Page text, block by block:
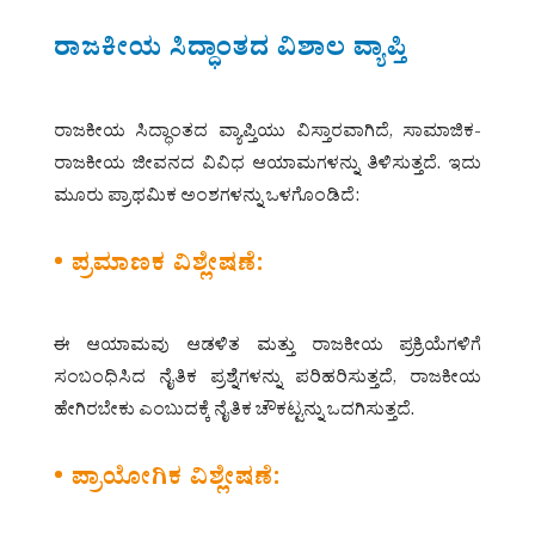
ರಾಜಕೀಯ ಸಿದ್ಧಾಂತದ ವಿಶಾಲ ವ್ಯಾಪ್ತಿ
ರಾಜಕೀಯ ಸಿದ್ಧಾಂತದ ವ್ಯಾಪ್ತಿಯು ವಿಸ್ತಾರವಾಗಿದೆ, ಸಾಮಾಜಿಕ-
ರಾಜಕೀಯ ಜೀವನದ ವಿವಿಧ ಆಯಾಮಗಳನ್ನು ತಿಳಿಸುತ್ತದೆ. ಇದು
ಮೂರು ಪ್ರಾಥಮಿಕ ಅಂಶಗಳನ್ನು ಒಳಗೊಂಡಿದೆ:
• ಪ್ರಮಾಣಕ ವಿಶ್ಲೇಷಣೆ:
ಈ ಆಯಾಮವು ಆಡಳಿತ ಮತ್ತು ರಾಜಕೀಯ ಪ್ರಕ್ರಿಯೆಗಳಿಗೆ
ಸಂಬಂಧಿಸಿದ ನೈತಿಕ ಪ್ರಶ್ನೆಗಳನ್ನು ಪರಿಹರಿಸುತ್ತದೆ, ರಾಜಕೀಯ
ಹೇಗಿರಬೇಕು ಎಂಬುದಕ್ಕೆ ನೈತಿಕ ಚೌಕಟ್ಟನ್ನು ಒದಗಿಸುತ್ತದೆ.
• ಪ್ರಾಯೋಗಿಕ ವಿಶ್ಲೇಷಣೆ: